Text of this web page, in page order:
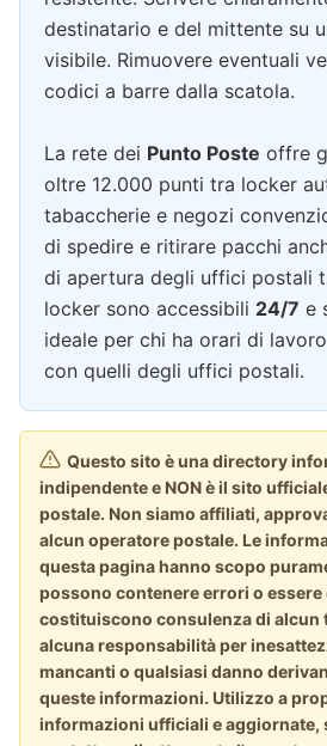
destinatario e del mittente su
visibile. Rimuovere eventuali
codici a barre dalla scatola.
La rete dei Punto Poste offre
oltre 12.000 punti tra locker
tabaccherie e negozi
di spedire e ritirare pacchi
di apertura degli uffici postali
locker sono accessibili 24/7 e
ideale per chi ha orari di
con quelli degli uffici postali.
Questo sito è una directory
indipendente e NON è il sito
postale. Non siamo affiliati,
alcun operatore postale. Le
questa pagina hanno scopo
possono contenere errori o essere
costituiscono consulenza di alcun
alcuna responsabilità per
mancanti o qualsiasi danno
queste informazioni. Utilizzo a
informazioni ufficiali e aggiornate,